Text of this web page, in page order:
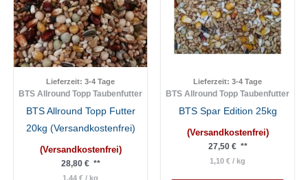
Lieferzeit: 3-4 Tage
BTS Allround Topp Taubenfutter
BTS Allround Topp Futter
20kg (Versandkostenfrei)
(Versandkostenfrei)
28,80 €**
1,44 € / kg
Lieferzeit: 3-4 Tage
BTS Allround Topp Taubenfutter
BTS Spar Edition 25kg
(Versandkostenfrei)
27,50 €**
1,10 € / kg